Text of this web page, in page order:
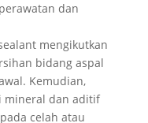
dan
mengikutkan
bidang aspal
Kemudian,
mineral dan aditif
celah atau